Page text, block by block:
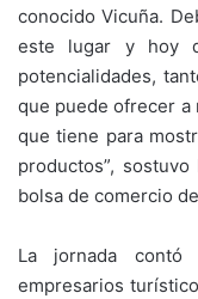
conocido Vicuña.
este lugar y hoy
potencialidades,
que puede ofrecer
que tiene para
productos”,
bolsa de comercio
La jornada contó
empresarios